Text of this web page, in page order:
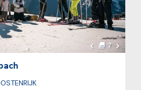
Vorige foto
7
foto's